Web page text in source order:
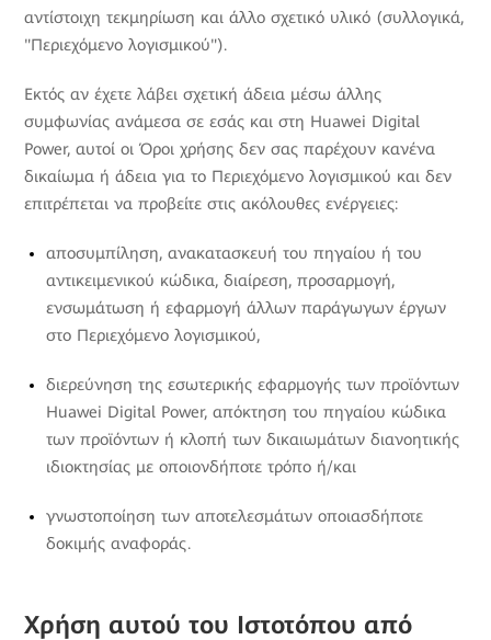
αντίστοιχη τεκμηρίωση και άλλο σχετικό υλικό (συλλογικά,
"Περιεχόμενο λογισμικού").
Εκτός αν έχετε λάβει σχετική άδεια μέσω άλλης
συμφωνίας ανάμεσα σε εσάς και στη Huawei Digital
Power, αυτοί οι Όροι χρήσης δεν σας παρέχουν κανένα
δικαίωμα ή άδεια για το Περιεχόμενο λογισμικού και δεν
επιτρέπεται να προβείτε στις ακόλουθες ενέργειες:
αποσυμπίληση, ανακατασκευή του πηγαίου ή του
αντικειμενικού κώδικα, διαίρεση, προσαρμογή,
ενσωμάτωση ή εφαρμογή άλλων παράγωγων έργων
στο Περιεχόμενο λογισμικού,
διερεύνηση της εσωτερικής εφαρμογής των προϊόντων
Huawei Digital Power, απόκτηση του πηγαίου κώδικα
των προϊόντων ή κλοπή των δικαιωμάτων διανοητικής
ιδιοκτησίας με οποιονδήποτε τρόπο ή/και
γνωστοποίηση των αποτελεσμάτων οποιασδήποτε
δοκιμής αναφοράς.
Χρήση αυτού του Ιστοτόπου από